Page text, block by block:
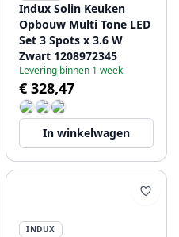
Indux Solin Keuken
Opbouw Multi Tone LED
Set 3 Spots x 3.6 W
Zwart 1208972345
Levering binnen 1 week
€ 328,47
In winkelwagen
INDUX